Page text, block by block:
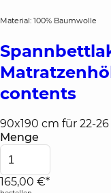
Material: 100% Baumwolle
contents
90x190 cm für 22-
Menge
165,00 €*